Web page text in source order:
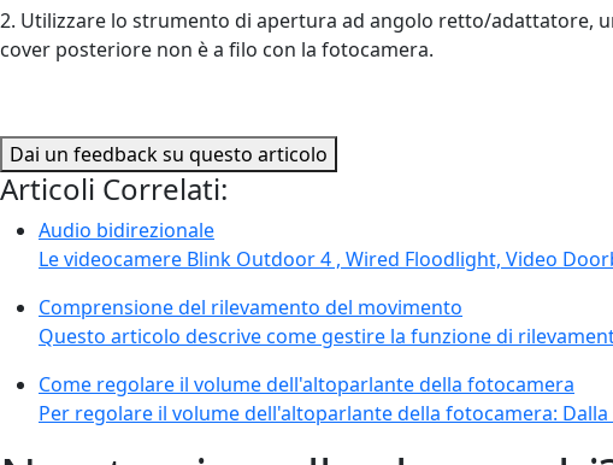
2. Utilizzare lo strumento di apertura ad angolo retto/adattatore,
cover posteriore non è a filo con la fotocamera.
Dai un feedback su questo articolo
Articoli Correlati:
Audio bidirezionale
Le videocamere Blink Outdoor 4 , Wired Floodlight, Video
Comprensione del rilevamento del movimento
Questo articolo descrive come gestire la funzione di
Come regolare il volume dell'altoparlante della fotocamera
Per regolare il volume dell'altoparlante della fotocamera: